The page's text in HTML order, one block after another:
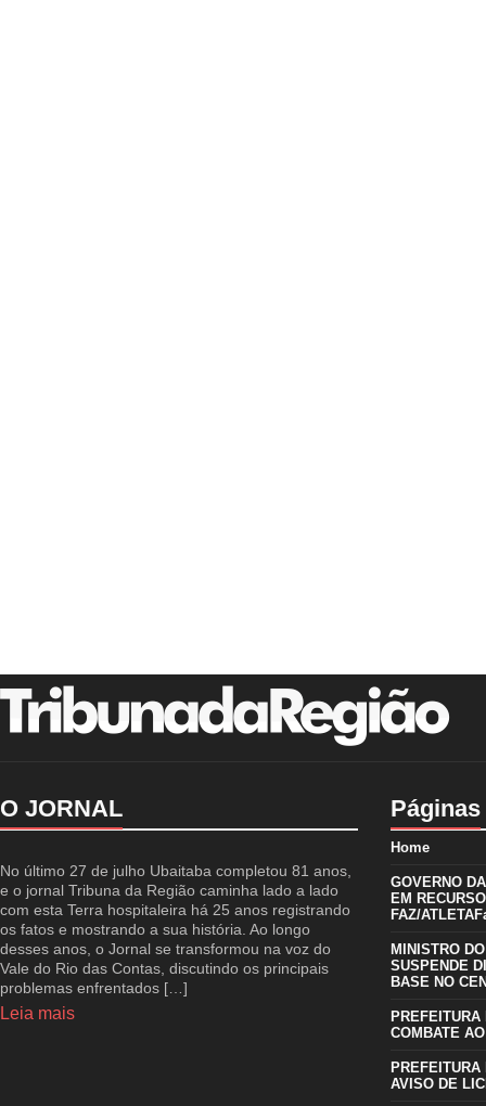
O JORNAL
No último 27 de julho Ubaitaba completou 81 anos,
e o jornal Tribuna da Região caminha lado a lado
com esta Terra hospitaleira há 25 anos registrando
os fatos e mostrando a sua história. Ao longo
desses anos, o Jornal se transformou na voz do
Vale do Rio das Contas, discutindo os principais
problemas enfrentados […]
Leia mais
Páginas
Home
GOVERNO
EM
FAZ/
MINISTRO
SUSPENDE
BASE NO
COMBATE
AVISO DE